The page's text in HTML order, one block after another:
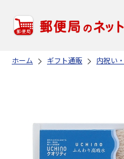
ホーム ギフト通販 内祝い